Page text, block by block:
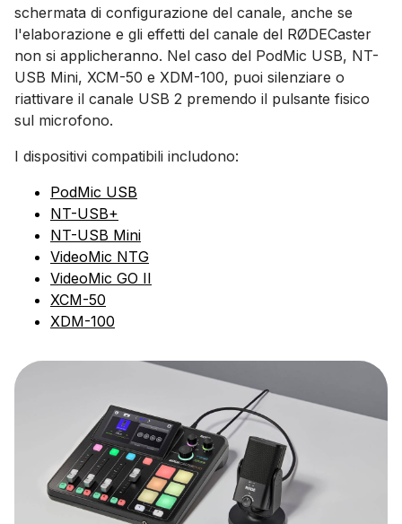
schermata di configurazione del canale, anche se
l'elaborazione e gli effetti del canale del RØDECaster
non si applicheranno. Nel caso del PodMic USB, NT-
USB Mini, XCM-50 e XDM-100, puoi silenziare o
riattivare il canale USB 2 premendo il pulsante fisico
sul microfono.
I dispositivi compatibili includono:
PodMic USB
NT-USB+
NT-USB Mini
VideoMic NTG
VideoMic GO II
XCM-50
XDM-100